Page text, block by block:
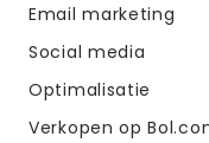
Email marketing
Social media
Optimalisatie
Verkopen op